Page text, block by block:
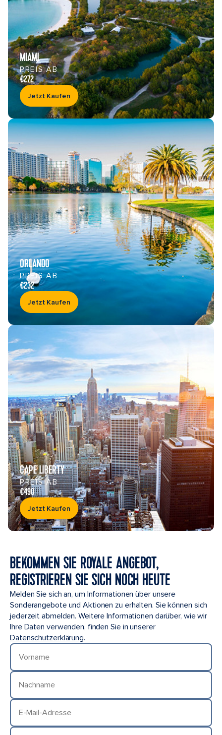
MIAMI
PREIS AB
€272
Jetzt Kaufen
ORLANDO
PREIS AB
€232
Jetzt Kaufen
CAPE LIBERTY
PREIS AB
€490
Jetzt Kaufen
BEKOMMEN SIE ROYALE ANGEBOT,
REGISTRIEREN SIE SICH NOCH HEUTE
Melden Sie sich an, um Informationen über unsere
Sonderangebote und Aktionen zu erhalten. Sie können sich
jederzeit abmelden. Weitere Informationen darüber, wie wir
Ihre Daten verwenden, finden Sie in unserer
Datenschutzerklärung.
Vorname
Nachname
E-Mail-Adresse